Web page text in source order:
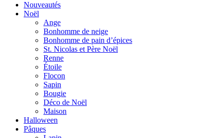
Nouveautés
Noël
Ange
Bonhomme de neige
Bonhomme de pain d’épices
St. Nicolas et Père Noël
Renne
Étoile
Flocon
Sapin
Bougie
Déco de Noël
Maison
Halloween
Pâques